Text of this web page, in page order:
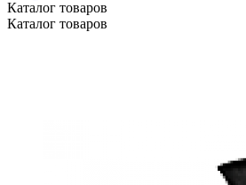
Каталог товаров
Каталог товаров